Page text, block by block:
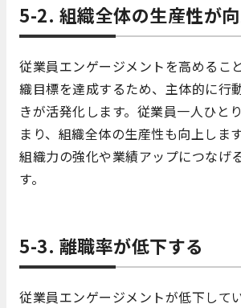
5-2. 組織全体の生産性が
従業員エンゲージメントを高めるこ
織目標を達成するため、主体的に行
きが活発化します。従業員一人ひと
まり、組織全体の生産性も向上しま
組織力の強化や業績アップにつなげ
す。
5-3. 離職率が低下する
従業員エンゲージメントが低下して